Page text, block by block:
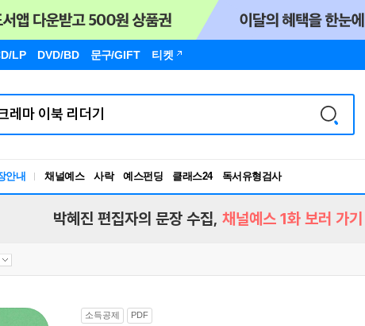
LP DVD/BD 문구/GIFT 티켓
안내 채널예스 사락 예스펀딩 클래스24
독서유형검사
RBTI Lab
박혜진 편집자의 문장 수집, 채널예스 1화 보러 가기
소득공제 PDF